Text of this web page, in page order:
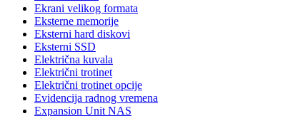
Ekrani velikog formata
Eksterne memorije
Eksterni hard diskovi
Eksterni SSD
Električna kuvala
Električni trotinet
Električni trotinet opcije
Evidencija radnog vremena
Expansion Unit NAS